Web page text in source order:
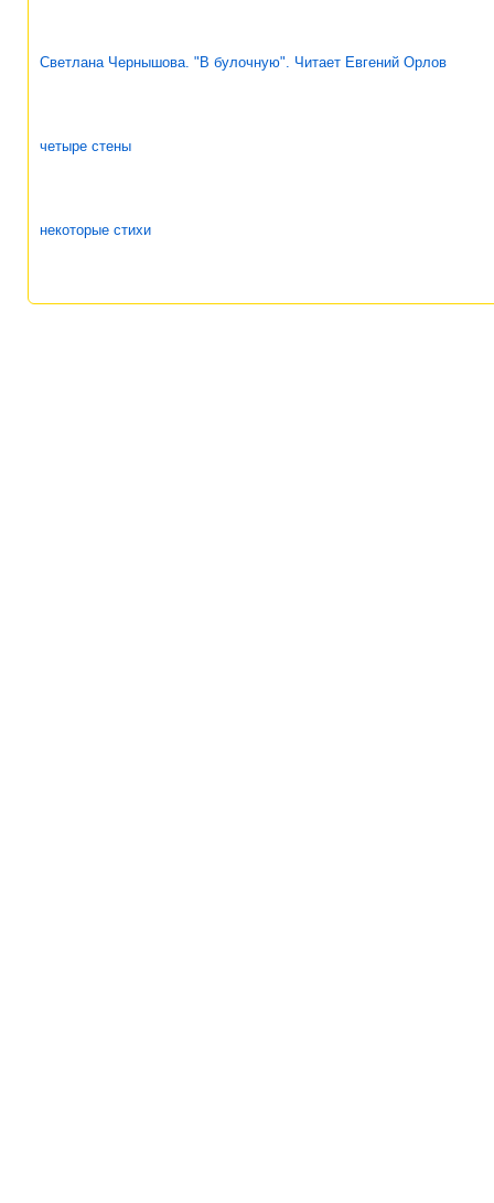
Светлана Чернышова. "В булочную". Читает Евгений Орлов
четыре стены
некоторые стихи